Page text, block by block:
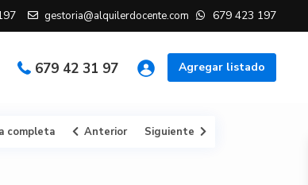
gestoria@alquilerdocente.com 679 423 197
Agregar listado
679 42 31 97
completa Anterior Siguiente